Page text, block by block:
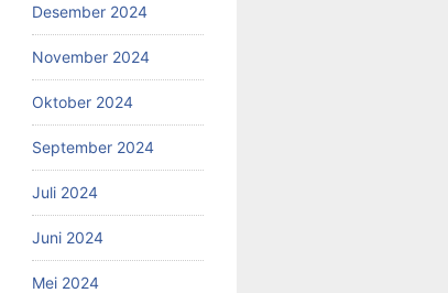
Desember 2024
November 2024
Oktober 2024
September 2024
Juli 2024
Juni 2024
Mei 2024